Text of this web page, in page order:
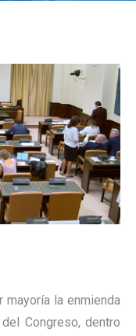
mayoría la enmienda
Congreso, dentro